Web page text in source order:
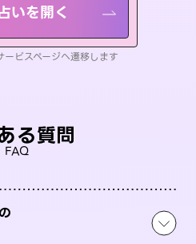
いを開く
ビスページへ遷移します
る質問
FAQ